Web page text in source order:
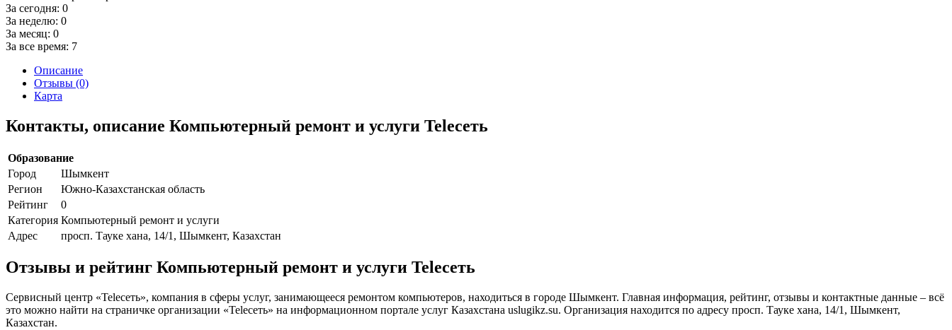
За сегодня: 0
За неделю: 0
За месяц: 0
За все время: 7
Описание
Отзывы (0)
Карта
Контакты, описание Компьютерный ремонт и услуги Teleсеть
Образование
Город
Шымкент
Регион
Южно-Казахстанская область
Рейтинг
0
Категория Компьютерный ремонт и услуги
Адрес
просп. Тауке хана, 14/1, Шымкент, Казахстан
Отзывы и рейтинг Компьютерный ремонт и услуги Teleсеть
Сервисный центр «Teleсеть», компания в сферы услуг, занимающееся ремонтом компьютеров, находиться в городе Шымкент. Главная информация, рейтинг, отзывы и контактные данные – всё
это можно найти на страничке организации «Teleсеть» на информационном портале услуг Казахстана uslugikz.su. Организация находится по адресу просп. Тауке хана, 14/1, Шымкент,
Казахстан.